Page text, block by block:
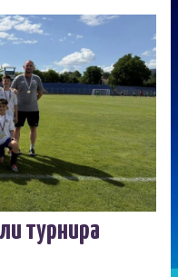
турнира